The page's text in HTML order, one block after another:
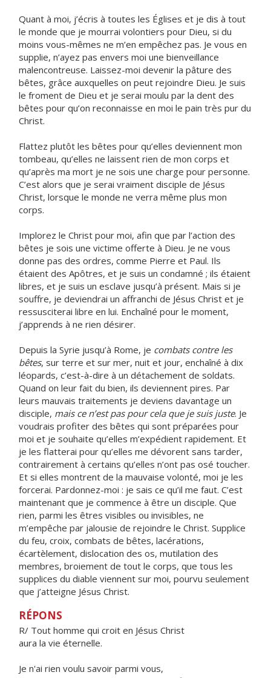
Quant à moi, j’écris à toutes les Églises et je dis à tout
le monde que je mourrai volontiers pour Dieu, si du
moins vous-mêmes ne m’en empêchez pas. Je vous en
supplie, n’ayez pas envers moi une bienveillance
malencontreuse. Laissez-moi devenir la pâture des
bêtes, grâce auxquelles on peut rejoindre Dieu. Je suis
le froment de Dieu et je serai moulu par la dent des
bêtes pour qu’on reconnaisse en moi le pain très pur du
Christ.
Flattez plutôt les bêtes pour qu’elles deviennent mon
tombeau, qu’elles ne laissent rien de mon corps et
qu’après ma mort je ne sois une charge pour personne.
C’est alors que je serai vraiment disciple de Jésus
Christ, lorsque le monde ne verra même plus mon
corps.
Implorez le Christ pour moi, afin que par l’action des
bêtes je sois une victime offerte à Dieu. Je ne vous
donne pas des ordres, comme Pierre et Paul. Ils
étaient des Apôtres, et je suis un condamné ; ils étaient
libres, et je suis un esclave jusqu’à présent. Mais si je
souffre, je deviendrai un affranchi de Jésus Christ et je
ressusciterai libre en lui. Enchaîné pour le moment,
j’apprends à ne rien désirer.
Depuis la Syrie jusqu’à Rome, je combats contre les
bêtes, sur terre et sur mer, nuit et jour, enchaîné à dix
léopards, c’est-à-dire à un détachement de soldats.
Quand on leur fait du bien, ils deviennent pires. Par
leurs mauvais traitements je deviens davantage un
disciple, mais ce n’est pas pour cela que je suis juste. Je
voudrais profiter des bêtes qui sont préparées pour
moi et je souhaite qu’elles m’expédient rapidement. Et
je les flatterai pour qu’elles me dévorent sans tarder,
contrairement à certains qu’elles n’ont pas osé toucher.
Et si elles montrent de la mauvaise volonté, moi je les
forcerai. Pardonnez-moi : je sais ce qu’il me faut. C’est
maintenant que je commence à être un disciple. Que
rien, parmi les êtres visibles ou invisibles, ne
m’empêche par jalousie de rejoindre le Christ. Supplice
du feu, croix, combats de bêtes, lacérations,
écartèlement, dislocation des os, mutilation des
membres, broiement de tout le corps, que tous les
supplices du diable viennent sur moi, pourvu seulement
que j’atteigne Jésus Christ.
RÉPONS
R/ Tout homme qui croit en Jésus Christ
aura la vie éternelle.
Je n'ai rien voulu savoir parmi vous,